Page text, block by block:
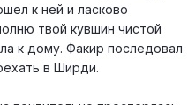
к ней и ласково
твой кувшин чистой
к дому. Факир последовал
в Ширди.